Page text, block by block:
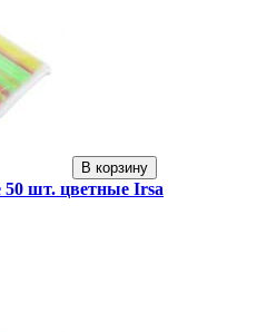
В корзину
50 шт. цветные Irsa